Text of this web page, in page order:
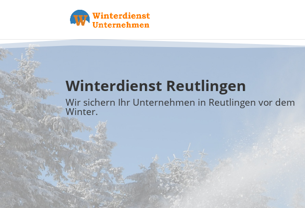
Winterdienst Reutlingen
Wir sichern Ihr Unternehmen in Reutlingen vor dem
Winter.